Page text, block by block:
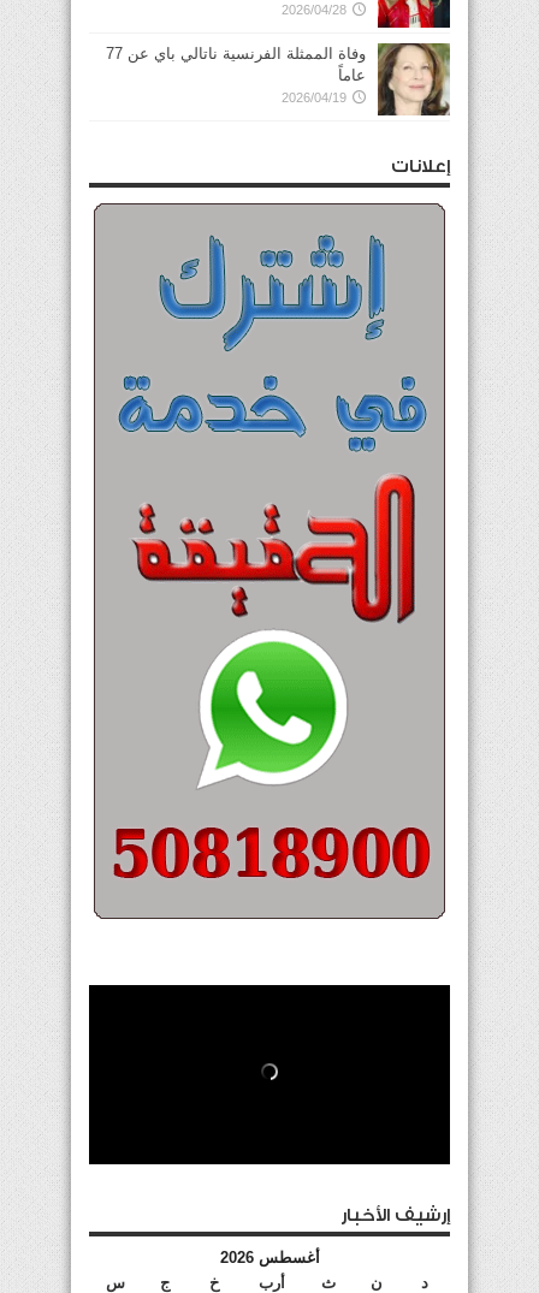
2026/04/28
وفاة الممثلة الفرنسية ناتالي باي عن 77
عاماً
2026/04/19
إعلانات
إرشيف الأخبار
أغسطس 2026
د
ن ث أرب خ ج
س